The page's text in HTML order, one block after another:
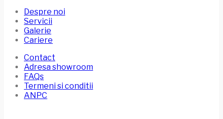
Despre noi
Servicii
Galerie
Cariere
Contact
Adresa showroom
FAQs
Termeni si conditii
ANPC